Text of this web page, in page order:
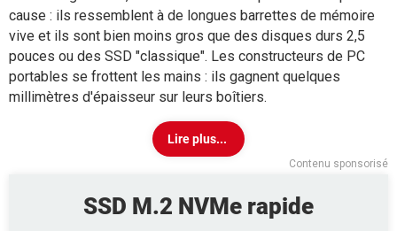
cause : ils ressemblent à de longues barrettes de mémoire
vive et ils sont bien moins gros que des disques durs 2,5
pouces ou des SSD "classique". Les constructeurs de PC
portables se frottent les mains : ils gagnent quelques
millimètres d'épaisseur sur leurs boîtiers.
Contenu sponsorisé
SSD M.2 NVMe rapide